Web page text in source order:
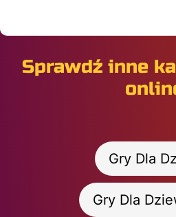
Sprawdź inne
Gry Dla
Gry Dla